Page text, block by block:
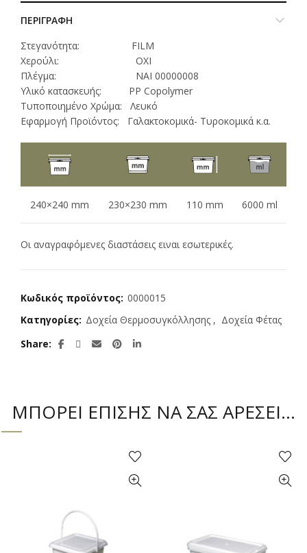
ΠΕΡΙΓΡΑΦΗ
Στεγανότητα: FILM
Χερούλι: ΟΧΙ
Πλέγμα: NAI 00000008
Υλικό κατασκευής: PP Copolymer
Τυποποιημένο Χρώμα: Λευκό
Εφαρμογή Προϊόντος: Γαλακτοκομικά- Τυροκομικά κ.α.
240×240 mm 230×230 mm 110 mm 6000 ml
Οι αναγραφόμενες διαστάσεις ειναι εσωτερικές.
Κωδικός προϊόντος: 0000015
Κατηγορίες: Δοχεία Θερμοσυγκόλλησης , Δοχεία Φέτας
Share
ΜΠΟΡΕΙ ΕΠΙΣΗΣ ΝΑ ΣΑΣ ΑΡΕΣΕΙ…